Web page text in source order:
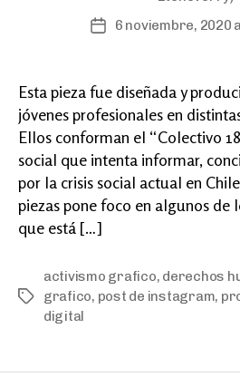
Fecha6 noviembre, 2020
Esta pieza fue diseñada y
jóvenes profesionales en
Ellos conforman el “Colectivo
social que intenta informar,
por la crisis social actual en
piezas pone foco en algunos de
que está […]
Etiquetas
activismo grafico, derechos
grafico, post de instagram,
digital